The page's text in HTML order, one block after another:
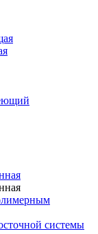
системы